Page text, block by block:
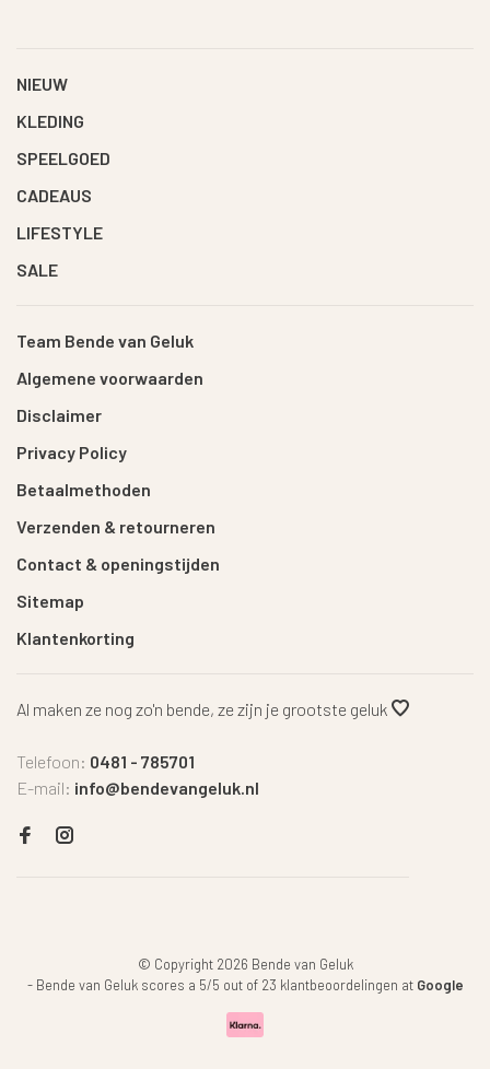
NIEUW
KLEDING
SPEELGOED
CADEAUS
LIFESTYLE
SALE
Team Bende van Geluk
Algemene voorwaarden
Disclaimer
Privacy Policy
Betaalmethoden
Verzenden & retourneren
Contact & openingstijden
Sitemap
Klantenkorting
Al maken ze nog zo'n bende, ze zijn je grootste geluk
Telefoon: 0481 - 785701
E-mail: info@bendevangeluk.nl
© Copyright 2026 Bende van Geluk
- Bende van Geluk scores a 5/5 out of 23 klantbeoordelingen at Google